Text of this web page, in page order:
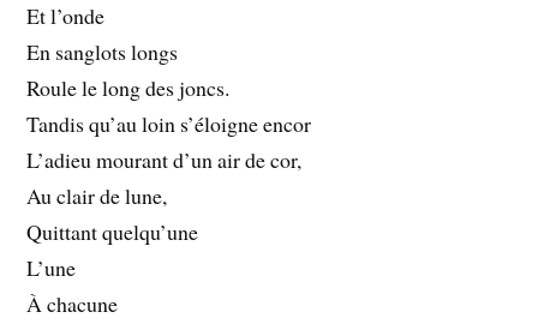
Et l’onde
En sanglots longs
Roule le long des joncs.
Tandis qu’au loin s’éloigne encor
L’adieu mourant d’un air de cor,
Au clair de lune,
Quittant quelqu’une
L’une
À chacune